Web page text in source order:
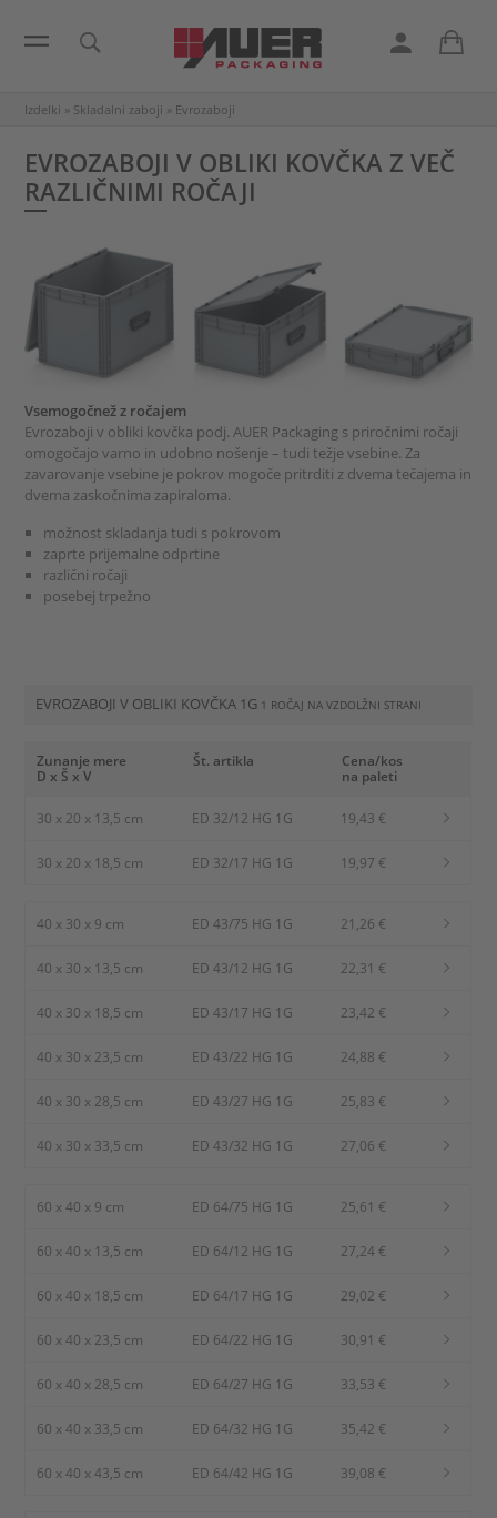
Izdelki » Skladalni zaboji » Evrozaboji
EVROZABOJI V OBLIKI KOVČKA Z VEČ
RAZLIČNIMI ROČAJI
Vsemogočnež z ročajem
Evrozaboji v obliki kovčka podj. AUER Packaging s priročnimi ročaji
omogočajo varno in udobno nošenje – tudi težje vsebine. Za
zavarovanje vsebine je pokrov mogoče pritrditi z dvema tečajema in
dvema zaskočnima zapiraloma.
možnost skladanja tudi s pokrovom
zaprte prijemalne odprtine
različni ročaji
posebej trpežno
EVROZABOJI V OBLIKI KOVČKA 1G 1 ROČAJ NA VZDOLŽNI STRANI
Zunanje mere
D x Š x V
Št. artikla
Cena/kos
na paleti
30 x 20 x 13,5 cm ED 32/12 HG 1G 19,43 €
30 x 20 x 18,5 cm ED 32/17 HG 1G 19,97 €
40 x 30 x 9 cm ED 43/75 HG 1G 21,26 €
40 x 30 x 13,5 cm ED 43/12 HG 1G 22,31 €
40 x 30 x 18,5 cm ED 43/17 HG 1G 23,42 €
40 x 30 x 23,5 cm ED 43/22 HG 1G 24,88 €
40 x 30 x 28,5 cm ED 43/27 HG 1G 25,83 €
40 x 30 x 33,5 cm ED 43/32 HG 1G 27,06 €
60 x 40 x 9 cm ED 64/75 HG 1G 25,61 €
60 x 40 x 13,5 cm ED 64/12 HG 1G 27,24 €
60 x 40 x 18,5 cm ED 64/17 HG 1G 29,02 €
60 x 40 x 23,5 cm ED 64/22 HG 1G 30,91 €
60 x 40 x 28,5 cm ED 64/27 HG 1G 33,53 €
60 x 40 x 33,5 cm ED 64/32 HG 1G 35,42 €
60 x 40 x 43,5 cm ED 64/42 HG 1G 39,08 €